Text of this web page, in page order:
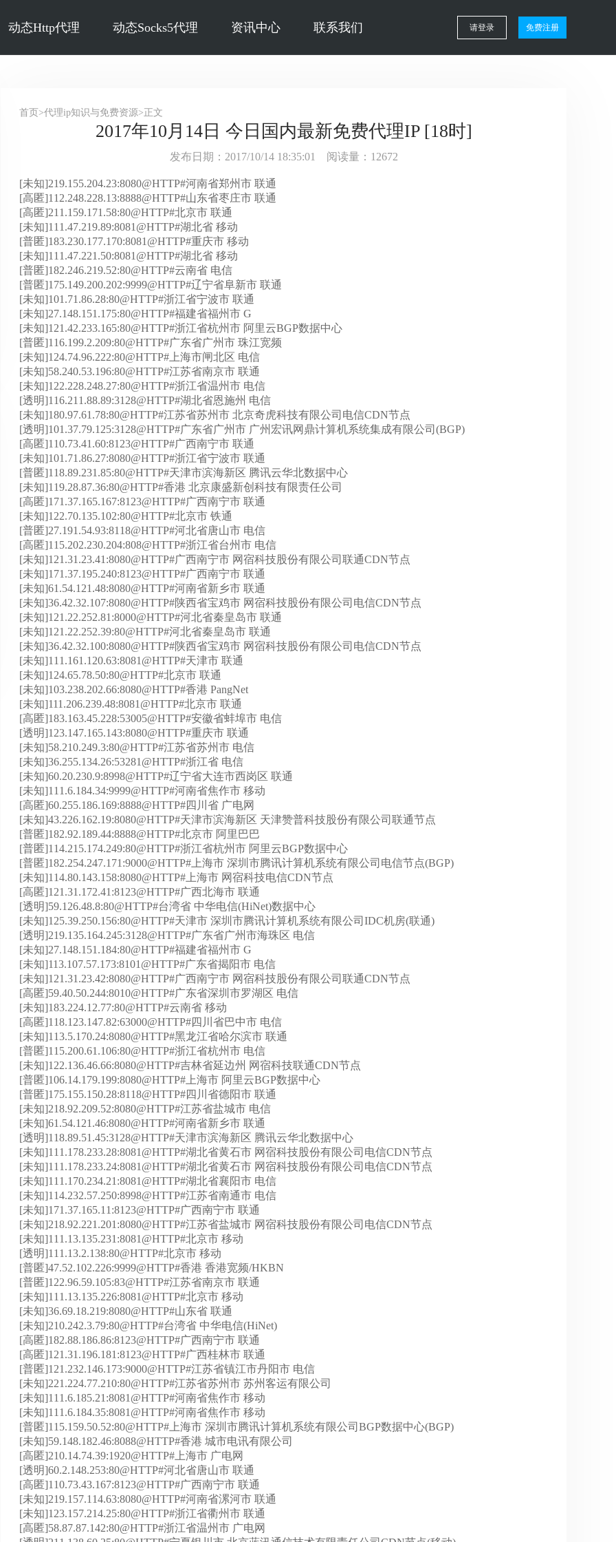
动态Http代理 动态Socks5代理 资讯中心 联系我们 请登录 免费注册
首页>代理ip知识与免费资源>正文
2017年10月14日 今日国内最新免费代理IP [18时]
发布日期：2017/10/14 18:35:01 阅读量：12672
[未知]219.155.204.23:8080@HTTP#河南省郑州市 联通
[高匿]112.248.228.13:8888@HTTP#山东省枣庄市 联通
[高匿]211.159.171.58:80@HTTP#北京市 联通
[未知]111.47.219.89:8081@HTTP#湖北省 移动
[普匿]183.230.177.170:8081@HTTP#重庆市 移动
[未知]111.47.221.50:8081@HTTP#湖北省 移动
[普匿]182.246.219.52:80@HTTP#云南省 电信
[普匿]175.149.200.202:9999@HTTP#辽宁省阜新市 联通
[未知]101.71.86.28:80@HTTP#浙江省宁波市 联通
[未知]27.148.151.175:80@HTTP#福建省福州市 G
[未知]121.42.233.165:80@HTTP#浙江省杭州市 阿里云BGP数据中心
[普匿]116.199.2.209:80@HTTP#广东省广州市 珠江宽频
[未知]124.74.96.222:80@HTTP#上海市闸北区 电信
[未知]58.240.53.196:80@HTTP#江苏省南京市 联通
[未知]122.228.248.27:80@HTTP#浙江省温州市 电信
[透明]116.211.88.89:3128@HTTP#湖北省恩施州 电信
[未知]180.97.61.78:80@HTTP#江苏省苏州市 北京奇虎科技有限公司电信CDN节点
[透明]101.37.79.125:3128@HTTP#广东省广州市 广州宏讯网鼎计算机系统集成有限公司(BGP)
[高匿]110.73.41.60:8123@HTTP#广西南宁市 联通
[未知]101.71.86.27:8080@HTTP#浙江省宁波市 联通
[普匿]118.89.231.85:80@HTTP#天津市滨海新区 腾讯云华北数据中心
[未知]119.28.87.36:80@HTTP#香港 北京康盛新创科技有限责任公司
[高匿]171.37.165.167:8123@HTTP#广西南宁市 联通
[未知]122.70.135.102:80@HTTP#北京市 铁通
[普匿]27.191.54.93:8118@HTTP#河北省唐山市 电信
[高匿]115.202.230.204:808@HTTP#浙江省台州市 电信
[未知]121.31.23.41:8080@HTTP#广西南宁市 网宿科技股份有限公司联通CDN节点
[未知]171.37.195.240:8123@HTTP#广西南宁市 联通
[未知]61.54.121.48:8080@HTTP#河南省新乡市 联通
[未知]36.42.32.107:8080@HTTP#陕西省宝鸡市 网宿科技股份有限公司电信CDN节点
[未知]121.22.252.81:8000@HTTP#河北省秦皇岛市 联通
[未知]121.22.252.39:80@HTTP#河北省秦皇岛市 联通
[未知]36.42.32.100:8080@HTTP#陕西省宝鸡市 网宿科技股份有限公司电信CDN节点
[未知]111.161.120.63:8081@HTTP#天津市 联通
[未知]124.65.78.50:80@HTTP#北京市 联通
[未知]103.238.202.66:8080@HTTP#香港 PangNet
[未知]111.206.239.48:8081@HTTP#北京市 联通
[高匿]183.163.45.228:53005@HTTP#安徽省蚌埠市 电信
[透明]123.147.165.143:8080@HTTP#重庆市 联通
[未知]58.210.249.3:80@HTTP#江苏省苏州市 电信
[未知]36.255.134.26:53281@HTTP#浙江省 电信
[未知]60.20.230.9:8998@HTTP#辽宁省大连市西岗区 联通
[未知]111.6.184.34:9999@HTTP#河南省焦作市 移动
[高匿]60.255.186.169:8888@HTTP#四川省 广电网
[未知]43.226.162.19:8080@HTTP#天津市滨海新区 天津赞普科技股份有限公司联通节点
[普匿]182.92.189.44:8888@HTTP#北京市 阿里巴巴
[普匿]114.215.174.249:80@HTTP#浙江省杭州市 阿里云BGP数据中心
[普匿]182.254.247.171:9000@HTTP#上海市 深圳市腾讯计算机系统有限公司电信节点(BGP)
[未知]114.80.143.158:8080@HTTP#上海市 网宿科技电信CDN节点
[高匿]121.31.172.41:8123@HTTP#广西北海市 联通
[透明]59.126.48.8:80@HTTP#台湾省 中华电信(HiNet)数据中心
[未知]125.39.250.156:80@HTTP#天津市 深圳市腾讯计算机系统有限公司IDC机房(联通)
[透明]219.135.164.245:3128@HTTP#广东省广州市海珠区 电信
[未知]27.148.151.184:80@HTTP#福建省福州市 G
[未知]113.107.57.173:8101@HTTP#广东省揭阳市 电信
[未知]121.31.23.42:8080@HTTP#广西南宁市 网宿科技股份有限公司联通CDN节点
[高匿]59.40.50.244:8010@HTTP#广东省深圳市罗湖区 电信
[未知]183.224.12.77:80@HTTP#云南省 移动
[高匿]118.123.147.82:63000@HTTP#四川省巴中市 电信
[未知]113.5.170.24:8080@HTTP#黑龙江省哈尔滨市 联通
[普匿]115.200.61.106:80@HTTP#浙江省杭州市 电信
[未知]122.136.46.66:8080@HTTP#吉林省延边州 网宿科技联通CDN节点
[普匿]106.14.179.199:8080@HTTP#上海市 阿里云BGP数据中心
[普匿]175.155.150.28:8118@HTTP#四川省德阳市 联通
[未知]218.92.209.52:8080@HTTP#江苏省盐城市 电信
[未知]61.54.121.46:8080@HTTP#河南省新乡市 联通
[透明]118.89.51.45:3128@HTTP#天津市滨海新区 腾讯云华北数据中心
[未知]111.178.233.28:8081@HTTP#湖北省黄石市 网宿科技股份有限公司电信CDN节点
[未知]111.178.233.24:8081@HTTP#湖北省黄石市 网宿科技股份有限公司电信CDN节点
[未知]111.170.234.21:8081@HTTP#湖北省襄阳市 电信
[未知]114.232.57.250:8998@HTTP#江苏省南通市 电信
[未知]171.37.165.11:8123@HTTP#广西南宁市 联通
[未知]218.92.221.201:8080@HTTP#江苏省盐城市 网宿科技股份有限公司电信CDN节点
[未知]111.13.135.231:8081@HTTP#北京市 移动
[透明]111.13.2.138:80@HTTP#北京市 移动
[普匿]47.52.102.226:9999@HTTP#香港 香港宽频/HKBN
[普匿]122.96.59.105:83@HTTP#江苏省南京市 联通
[未知]111.13.135.226:8081@HTTP#北京市 移动
[未知]36.69.18.219:8080@HTTP#山东省 联通
[未知]210.242.3.79:80@HTTP#台湾省 中华电信(HiNet)
[高匿]182.88.186.86:8123@HTTP#广西南宁市 联通
[高匿]121.31.196.181:8123@HTTP#广西桂林市 联通
[普匿]121.232.146.173:9000@HTTP#江苏省镇江市丹阳市 电信
[未知]221.224.77.210:80@HTTP#江苏省苏州市 苏州客运有限公司
[未知]111.6.185.21:8081@HTTP#河南省焦作市 移动
[未知]111.6.184.35:8081@HTTP#河南省焦作市 移动
[普匿]115.159.50.52:80@HTTP#上海市 深圳市腾讯计算机系统有限公司BGP数据中心(BGP)
[未知]59.148.182.46:8088@HTTP#香港 城市电讯有限公司
[高匿]210.14.74.39:1920@HTTP#上海市 广电网
[透明]60.2.148.253:80@HTTP#河北省唐山市 联通
[高匿]110.73.43.167:8123@HTTP#广西南宁市 联通
[未知]219.157.114.63:8080@HTTP#河南省漯河市 联通
[未知]123.157.214.25:80@HTTP#浙江省衢州市 联通
[高匿]58.87.87.142:80@HTTP#浙江省温州市 广电网